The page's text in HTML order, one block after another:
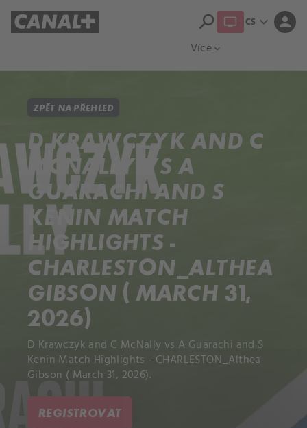
Více expand_more
search CS expand_more person
ZPĚT NA PŘEHLED
D KRAWCZYK AND C
MCNALLY VS A
GUARACHI AND S
KENIN MATCH
HIGHLIGHTS -
CHARLESTON_ALTHEA
GIBSON ( MARCH 31,
2026)
D Krawczyk and C McNally vs A Guarachi and S
Kenin Match Highlights - CHARLESTON_Althea
Gibson ( March 31, 2026).
REGISTROVAT